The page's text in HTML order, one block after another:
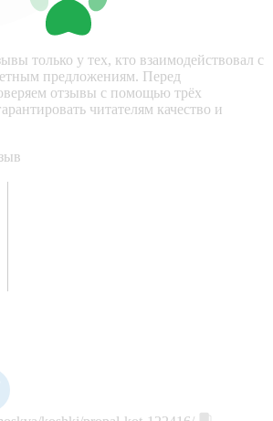
только у тех, кто взаимодействовал с
предложениям. Перед
отзывы с помощью трёх
читателям качество и